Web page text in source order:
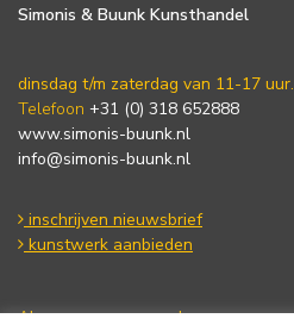
Simonis & Buunk Kunsthandel
dinsdag t/m zaterdag van 11-17 uur.
Telefoon +31 (0) 318 652888
www.simonis-buunk.nl
info@simonis-buunk.nl
inschrijven nieuwsbrief
kunstwerk aanbieden
Algemene voorwaarden